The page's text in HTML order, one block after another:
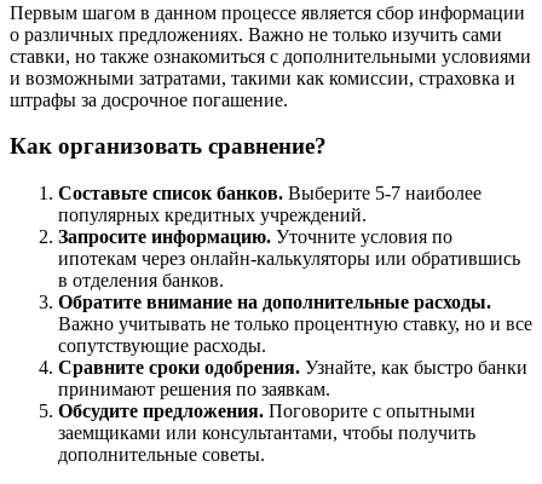
Первым шагом в данном процессе является сбор информации
о различных предложениях. Важно не только изучить сами
ставки, но также ознакомиться с дополнительными условиями
и возможными затратами, такими как комиссии, страховка и
штрафы за досрочное погашение.
Как организовать сравнение?
Составьте список банков. Выберите 5-7 наиболее
популярных кредитных учреждений.
Запросите информацию. Уточните условия по
ипотекам через онлайн-калькуляторы или обратившись
в отделения банков.
Обратите внимание на дополнительные расходы.
Важно учитывать не только процентную ставку, но и все
сопутствующие расходы.
Сравните сроки одобрения. Узнайте, как быстро банки
принимают решения по заявкам.
Обсудите предложения. Поговорите с опытными
заемщиками или консультантами, чтобы получить
дополнительные советы.